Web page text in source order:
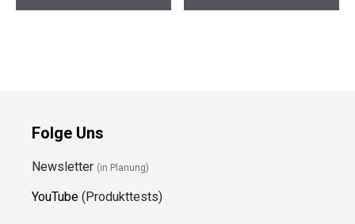
Folge Uns
Newsletter (in Planung)
YouTube (Produkttests)